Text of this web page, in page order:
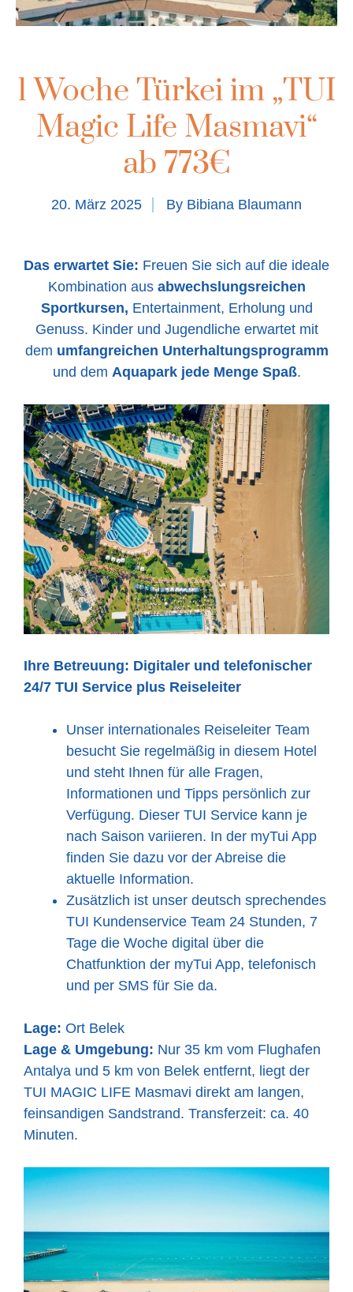
1 Woche Türkei im „TUI
Magic Life Masmavi“
ab 773€
20. März 2025 By Bibiana Blaumann
Das erwartet Sie: Freuen Sie sich auf die ideale
Kombination ausabwechslungsreichen
Sportkursen, Entertainment, Erholung und
Genuss. Kinder und Jugendliche erwartet mit
dem umfangreichen Unterhaltungsprogramm
und dem Aquapark jede Menge Spaß.
Ihre Betreuung: Digitaler und telefonischer
24/7 TUI Service plus Reiseleiter
Unser internationales Reiseleiter Team
besucht Sie regelmäßig in diesem Hotel
und steht Ihnen für alle Fragen,
Informationen und Tipps persönlich zur
Verfügung. Dieser TUI Service kann je
nach Saison variieren. In der myTui App
finden Sie dazu vor der Abreise die
aktuelle Information.
Zusätzlich ist unser deutsch sprechendes
TUI Kundenservice Team 24 Stunden, 7
Tage die Woche digital über die
Chatfunktion der myTui App, telefonisch
und per SMS für Sie da.
Lage: Ort Belek
Lage & Umgebung: Nur 35 km vom Flughafen
Antalya und 5 km von Belek entfernt, liegt der
TUI MAGIC LIFE Masmavi direkt am langen,
feinsandigen Sandstrand. Transferzeit: ca. 40
Minuten.